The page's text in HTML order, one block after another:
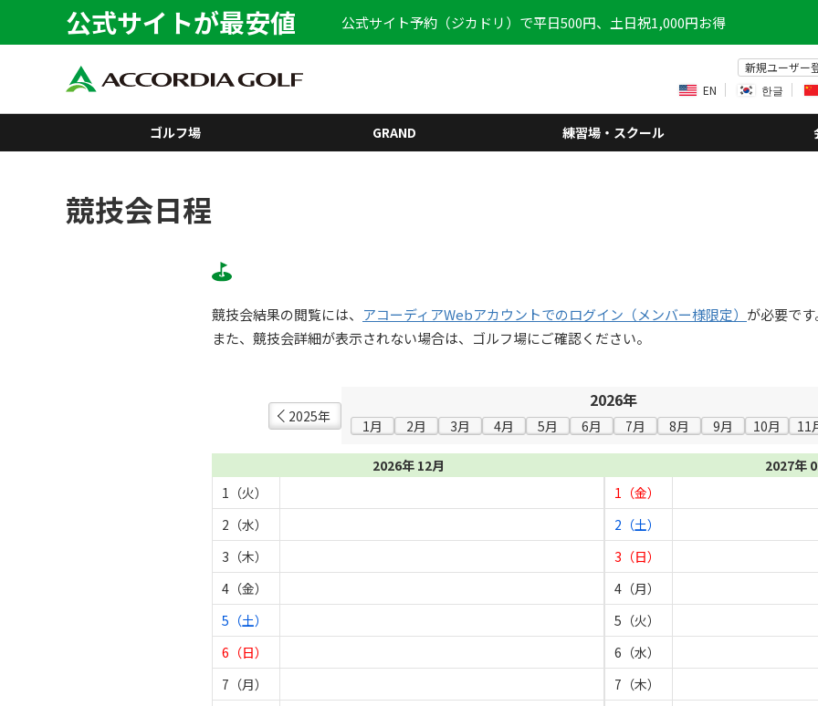
公式サイトが最安値 公式サイト予約（ジカドリ）で平日500円、土日祝1,000円お得
新規ユーザー
EN
한글
ゴルフ場 GRAND 練習場・スクール
競技会日程
競技会結果の閲覧には、 アコーディアWebアカウントでのログイン（メンバー様限定） が必要です
また、競技会詳細が表示されない場合は、ゴルフ場にご確認ください。
2025年
2026年
1月 2月 3月 4月 5月 6月 7月 8月 9月 10月 11
2026年 12月
1（火）
2（水）
3（木）
4（金）
5（土）
6（日）
7（月）
2027年
1（金）
2（土）
3（日）
4（月）
5（火）
6（水）
7（木）